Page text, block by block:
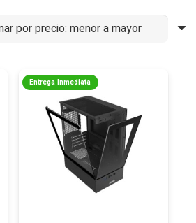
Entrega Inmediata